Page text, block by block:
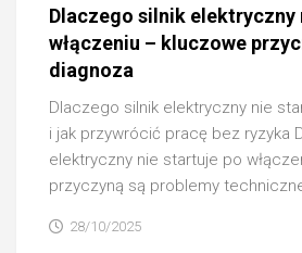
Dlaczego silnik elektryczny
włączeniu – kluczowe
diagnoza
Dlaczego silnik elektryczny nie
i jak przywrócić pracę bez ryzyka
elektryczny nie startuje po
przyczyną są problemy
28/10/2025